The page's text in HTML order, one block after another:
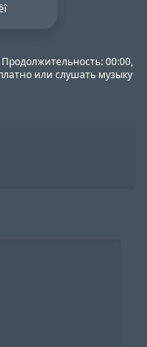
00:00,
или слушать музыку